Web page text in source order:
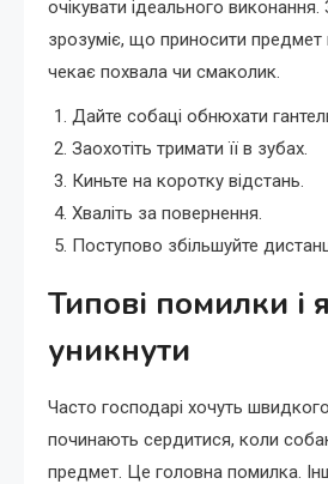
очікувати ідеального
зрозуміє, що приносити предмет
чекає похвала чи смаколик.
Дайте собаці обнюхати
Заохотіть тримати її в зубах.
Киньте на коротку відстань.
Хваліть за повернення.
Поступово збільшуйте
Типові помилки і
уникнути
Часто господарі хочуть
починають сердитися, коли
предмет. Це головна помилка.